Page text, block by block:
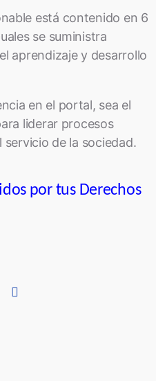
está contenido en 6
se suministra
aprendizaje y desarrollo
en el portal, sea el
liderar procesos
de la sociedad.
por tus Derechos